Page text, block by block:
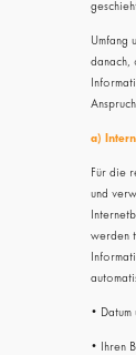
Umfang
danach,
a)
Für die
und
werden
•
• Ihren